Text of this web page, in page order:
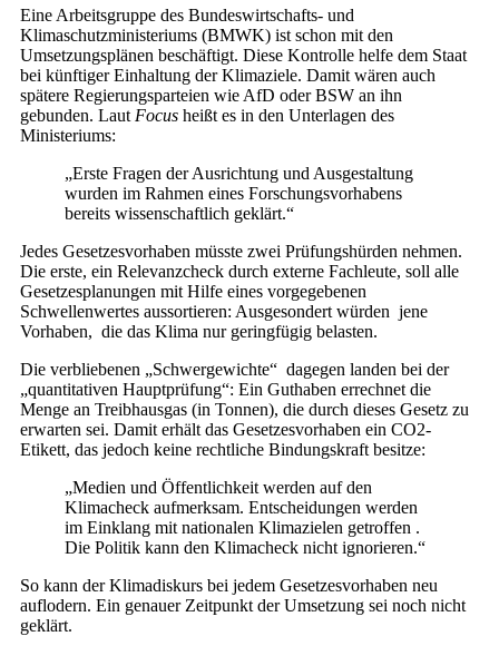
Eine Arbeitsgruppe des Bundeswirtschafts- und
Klimaschutzministeriums (BMWK) ist schon mit den
Umsetzungsplänen beschäftigt. Diese Kontrolle helfe dem Staat
bei künftiger Einhaltung der Klimaziele. Damit wären auch
spätere Regierungsparteien wie AfD oder BSW an ihn
gebunden. Laut Focus heißt es in den Unterlagen des
Ministeriums:
„Erste Fragen der Ausrichtung und Ausgestaltung
wurden im Rahmen eines Forschungsvorhabens
bereits wissenschaftlich geklärt.“
Jedes Gesetzesvorhaben müsste zwei Prüfungshürden nehmen.
Die erste, ein Relevanzcheck durch externe Fachleute, soll alle
Gesetzesplanungen mit Hilfe eines vorgegebenen
Schwellenwertes aussortieren: Ausgesondert würden jene
Vorhaben, die das Klima nur geringfügig belasten.
Die verbliebenen „Schwergewichte“ dagegen landen bei der
„quantitativen Hauptprüfung“: Ein Guthaben errechnet die
Menge an Treibhausgas (in Tonnen), die durch dieses Gesetz zu
erwarten sei. Damit erhält das Gesetzesvorhaben ein CO2-
Etikett, das jedoch keine rechtliche Bindungskraft besitze:
„Medien und Öffentlichkeit werden auf den
Klimacheck aufmerksam. Entscheidungen werden
im Einklang mit nationalen Klimazielen getroffen .
Die Politik kann den Klimacheck nicht ignorieren.“
So kann der Klimadiskurs bei jedem Gesetzesvorhaben neu
auflodern. Ein genauer Zeitpunkt der Umsetzung sei noch nicht
geklärt.